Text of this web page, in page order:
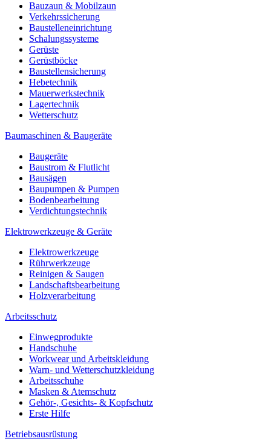
Bauzaun & Mobilzaun
Verkehrssicherung
Baustelleneinrichtung
Schalungssysteme
Gerüste
Gerüstböcke
Baustellensicherung
Hebetechnik
Mauerwerkstechnik
Lagertechnik
Wetterschutz
Baumaschinen & Baugeräte
Baugeräte
Baustrom & Flutlicht
Bausägen
Baupumpen & Pumpen
Bodenbearbeitung
Verdichtungstechnik
Elektrowerkzeuge & Geräte
Elektrowerkzeuge
Rührwerkzeuge
Reinigen & Saugen
Landschaftsbearbeitung
Holzverarbeitung
Arbeitsschutz
Einwegprodukte
Handschuhe
Workwear und Arbeitskleidung
Warn- und Wetterschutzkleidung
Arbeitsschuhe
Masken & Atemschutz
Gehör-, Gesichts- & Kopfschutz
Erste Hilfe
Betriebsausrüstung